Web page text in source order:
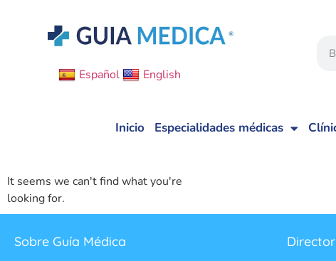
Español English
Inicio Especialidades médicas
It seems we can't find what you're
looking for.
Sobre Guía Médica